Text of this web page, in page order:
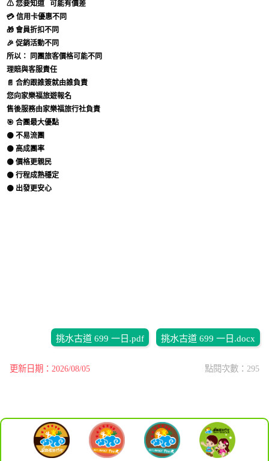
⚠ 您要知道可能有價差
💳 信用卡優惠不同
🎁 會員折扣不同
🎉 促銷活動不同
所以：
同團旅客價格可能不同
理賠與客服責任
📄 合約跟誰簽就由誰負責
您向家樂福旅遊報名
售後服務由家樂福旅行社負責
🎯 合團最大優點
🟡 不易流團
🟡 高成團率
🟡 價格更親民
🟡 行程成熟穩定
🟡 出發更安心
挑水古道 699 一日.pdf 挑水古道 699 一日.docx
更新日期：2026/08/05 點閱次數：295